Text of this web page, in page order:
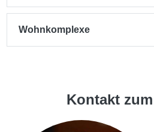
Wohnkomplexe
Kontakt